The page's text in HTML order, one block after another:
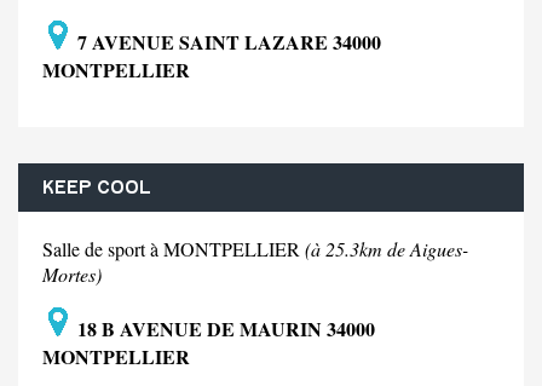
7 AVENUE SAINT LAZARE 34000
MONTPELLIER
KEEP COOL
Salle de sport à MONTPELLIER (à 25.3km de Aigues-
Mortes)
18 B AVENUE DE MAURIN 34000
MONTPELLIER